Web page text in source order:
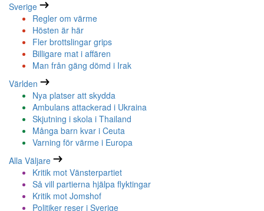
Sverige
Regler om värme
Hösten är här
Fler brottslingar grips
Billigare mat i affären
Man från gäng dömd i Irak
Världen
Nya platser att skydda
Ambulans attackerad i Ukraina
Skjutning i skola i Thailand
Många barn kvar i Ceuta
Varning för värme i Europa
Alla Väljare
Kritik mot Vänsterpartiet
Så vill partierna hjälpa flyktingar
Kritik mot Jomshof
Politiker reser i Sverige